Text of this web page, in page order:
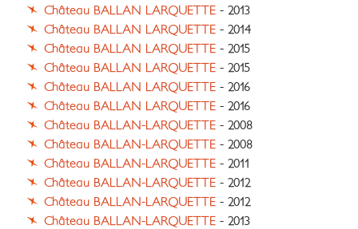
Château BALLAN LARQUETTE - 2013
Château BALLAN LARQUETTE - 2014
Château BALLAN LARQUETTE - 2015
Château BALLAN LARQUETTE - 2015
Château BALLAN LARQUETTE - 2016
Château BALLAN LARQUETTE - 2016
Château BALLAN-LARQUETTE - 2008
Château BALLAN-LARQUETTE - 2008
Château BALLAN-LARQUETTE - 2011
Château BALLAN-LARQUETTE - 2012
Château BALLAN-LARQUETTE - 2012
Château BALLAN-LARQUETTE - 2013